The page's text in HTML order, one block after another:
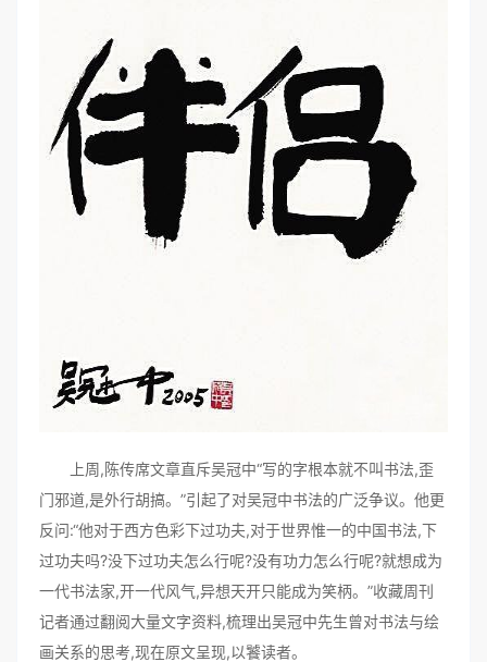
上周,陈传席文章直斥吴冠中“写的字根本就不叫书法,歪
门邪道,是外行胡搞。”引起了对吴冠中书法的广泛争议。他更
反问:“他对于西方色彩下过功夫,对于世界惟一的中国书法,下
过功夫吗?没下过功夫怎么行呢?没有功力怎么行呢?就想成为
一代书法家,开一代风气,异想天开只能成为笑柄。”收藏周刊
记者通过翻阅大量文字资料,梳理出吴冠中先生曾对书法与绘
画关系的思考,现在原文呈现,以饕读者。